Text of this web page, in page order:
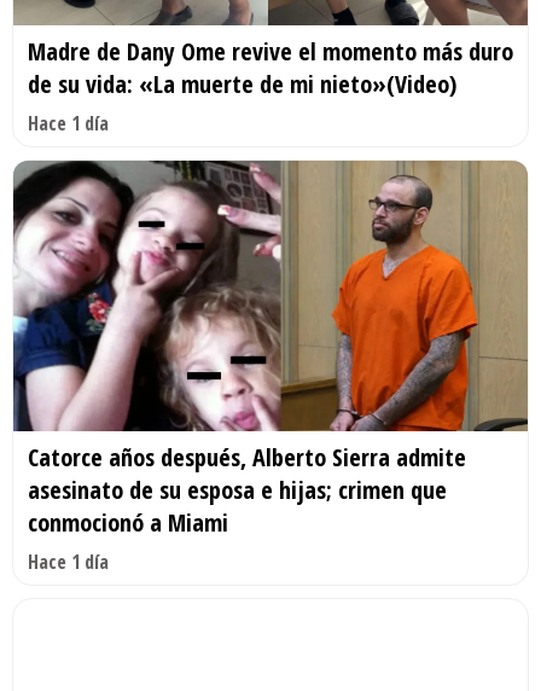
Madre de Dany Ome revive el momento más duro
de su vida: «La muerte de mi nieto»(Video)
Hace 1 día
Catorce años después, Alberto Sierra admite
asesinato de su esposa e hijas; crimen que
conmocionó a Miami
Hace 1 día